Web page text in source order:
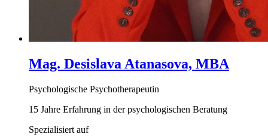
Mag. Desislava Atanasova, MBA
Psychologische Psychotherapeutin
15 Jahre Erfahrung in der psychologischen Beratung
Spezialisiert auf